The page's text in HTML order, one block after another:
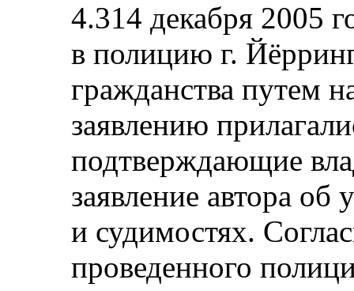
4.314 декабря 2005
в полицию г.
гражданства путем
заявлению
подтверждающие
заявление автора об
и судимостях.
проведенного